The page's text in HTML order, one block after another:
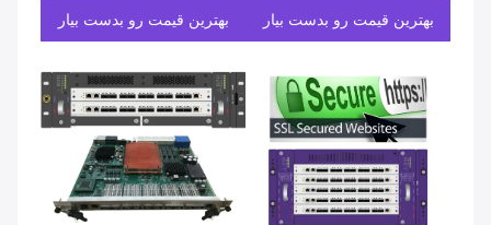
بهترین قیمت رو بدست بیار بهترین قیمت رو بدست بیار